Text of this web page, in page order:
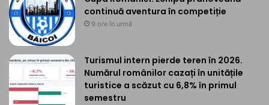
continuă aventura în competiție
9 ore în urmă
Turismul intern pierde teren în 2026.
Numărul românilor cazați în unitățile
turistice a scăzut cu 6,8% în primul
semestru